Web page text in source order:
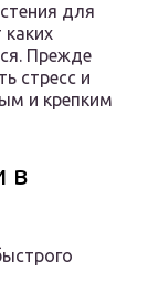
для
Прежде
стресс и
и крепким
в